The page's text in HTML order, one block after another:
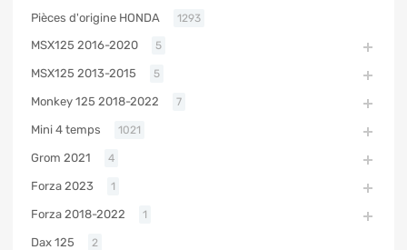
Pièces d'origine HONDA 1293
MSX125 2016-2020 5
MSX125 2013-2015 5
Monkey 125 2018-2022 7
Mini 4 temps 1021
Grom 2021 4
Forza 2023 1
Forza 2018-2022 1
Dax 125 2